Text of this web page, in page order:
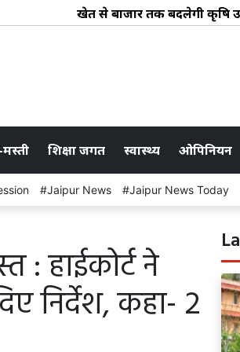
खेत से बाजार तक बदलेगी कृषि उपज
शिक्षा जगत स्वास्थ्य ओपिनियन
Jaipur News Jaipur News Today
: हाईकोर्ट ने
निर्देश, कहा- 2